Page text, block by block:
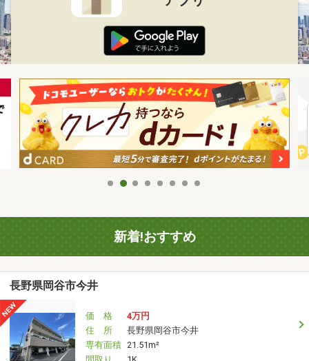
新着!おすすめ
長野県岡谷市今井
価 格
4万円
住 所
長野県岡谷市今井
専有面積 21.51m²